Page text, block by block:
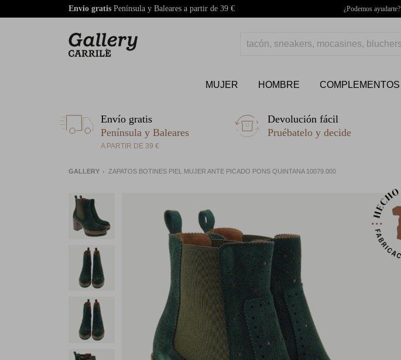
Envio gratis Península y Baleares a partir de 39 € ¿Podemos ayudarte?
MUJER HOMBRE COMPLEMENTOS
Envío gratis
Península y Baleares
A PARTIR DE 39 €
Devolución fácil
Pruébatelo y decide
GALLERY ZAPATOS BOTINES PIEL MUJER ANTE PICADO PONS QUINTANA 10079.000